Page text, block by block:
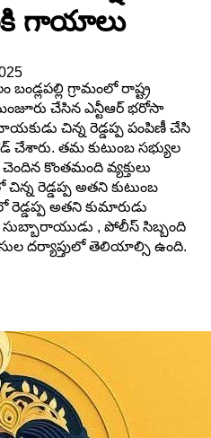
గాయాలు
బండ్లపల్లి గ్రామంలో రాష్ట్ర
మంజూరు చేసిన ఎన్టీఆర్ భరోసా
చిన్న రెడ్డప్ప పంపిణీ చేసి
చేశారు. తమ కుటుంబ సభ్యుల
కొంతమంది వ్యక్తులు
చిన్న రెడ్డప్ప అతని కుటుంబ
అతని కుమారుడు
, పోలీస్ సిబ్బంది
దర్యాప్తులో తెలియాల్సి ఉంది.